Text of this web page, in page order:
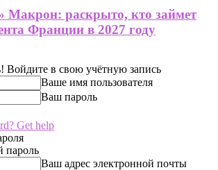
Макрон: раскрыто, кто займет
Франции в 2027 году
Войдите в свою учётную запись
Ваше имя пользователя
Ваш пароль
Get help
пароль
Ваш адрес электронной почты